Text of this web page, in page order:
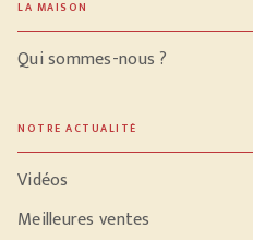
LA MAISON
Qui sommes-nous ?
NOTRE ACTUALITÉ
Vidéos
Meilleures ventes